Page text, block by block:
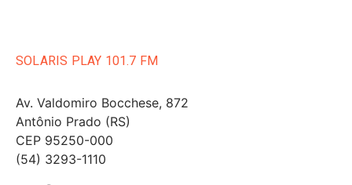
SOLARIS PLAY 101.7 FM
Av. Valdomiro Bocchese, 872
Antônio Prado (RS)
CEP 95250-000
(54) 3293-1110